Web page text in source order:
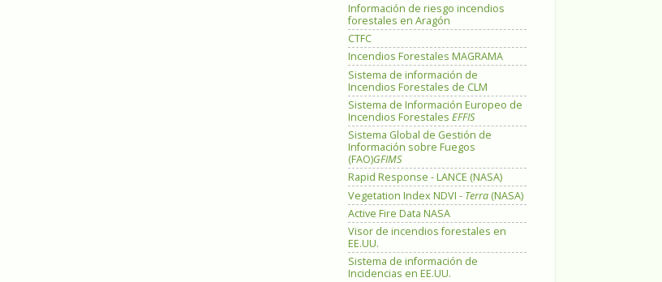
Información de riesgo incendios
forestales en Aragón
CTFC
Incendios Forestales MAGRAMA
Sistema de información de
Incendios Forestales de CLM
Sistema de Información Europeo de
Incendios Forestales EFFIS
Sistema Global de Gestión de
Información sobre Fuegos
(FAO)GFIMS
Rapid Response - LANCE (NASA)
Vegetation Index NDVI - Terra (NASA)
Active Fire Data NASA
Visor de incendios forestales en
EE.UU.
Sistema de información de
Incidencias en EE.UU.